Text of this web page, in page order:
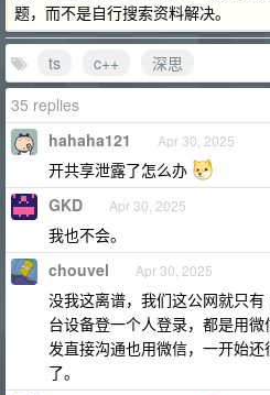
题，而不是自行搜索资料解决。
ts c++
深思
35 replies
hahaha121 Apr 30, 2025
开共享泄露了怎么办
GKD Apr 30, 2025
我也不会。
chouvel Apr 30, 2025
没我这离谱，我们这公网就只
台设备登一个人登录，都是用
发直接沟通也用微信，一开始
了。